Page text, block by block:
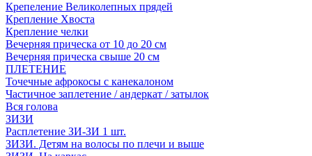
Крепеление Великолепных прядей
Крепление Хвоста
Крепление челки
Вечерняя прическа от 10 до 20 см
Вечерняя прическа свыше 20 см
ПЛЕТЕНИЕ
Точечные афрокосы с канекалоном
Частичное заплетение / андеркат / затылок
Вся голова
ЗИЗИ
Расплетение ЗИ-ЗИ 1 шт.
ЗИЗИ. Детям на волосы по плечи и выше